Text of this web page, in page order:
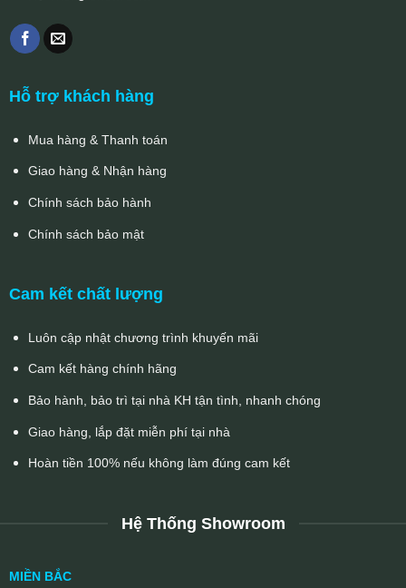
Hỗ trợ khách hàng
Mua hàng & Thanh toán
Giao hàng & Nhận hàng
Chính sách bảo hành
Chính sách bảo mật
Cam kết chất lượng
Luôn cập nhật chương trình khuyến mãi
Cam kết hàng chính hãng
Bảo hành, bảo trì tại nhà KH tận tình, nhanh chóng
Giao hàng, lắp đặt miễn phí tại nhà
Hoàn tiền 100% nếu không làm đúng cam kết
Hệ Thống Showroom
MIỀN BẮC